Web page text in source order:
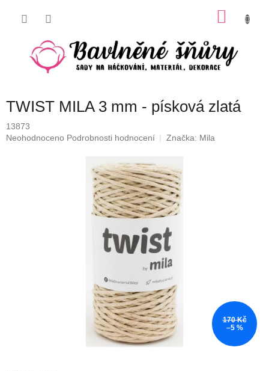
TWIST MILA 3 mm - písková zlatá
13873
Průměrné
Neohodnoceno Podrobnosti hodnocení Značka: Mila
170 Kč
–5 %